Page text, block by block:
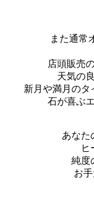
また通常
店頭販売
天気の
新月や満月のタ
石が喜ぶ
あなた
ヒ
純度
お